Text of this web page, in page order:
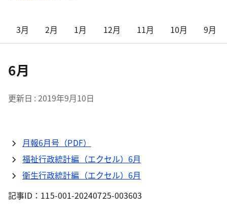
3月 2月 1月 12月 11月 10月 9月
6月
更新日 2019年9月10日
月報6月号（PDF）
福祉行政統計編（エクセル）6月
衛生行政統計編（エクセル）6月
記事ID：115-001-20240725-003603